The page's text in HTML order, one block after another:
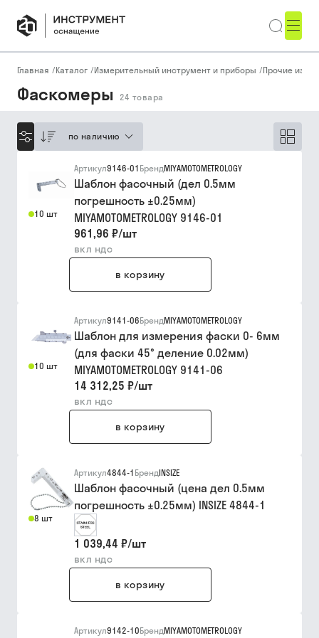
Главная /Каталог /Измерительный инструмент и приборы /Прочие
Фаскомеры 24 товара
по наличию
10 шт
Артикул9146-01 БрендMIYAMOTOMETROLOGY
Шаблон фасочный (дел 0.5мм
погрешность ±0.25мм)
MIYAMOTOMETROLOGY 9146-01
961,96 ₽/шт
вкл ндс
в корзину
10 шт
Артикул9141-06БрендMIYAMOTOMETROLOGY
Шаблон для измерения фаски 0- 6мм
(для фаски 45° деление 0.02мм)
MIYAMOTOMETROLOGY 9141-06
14 312,25 ₽/шт
вкл ндс
в корзину
8 шт
Артикул4844-1 БрендINSIZE
Шаблон фасочный (цена дел 0.5мм
погрешность ±0.25мм) INSIZE 4844-1
1 039,44 ₽/шт
вкл ндс
в корзину
Артикул9142-10БрендMIYAMOTOMETROLOGY